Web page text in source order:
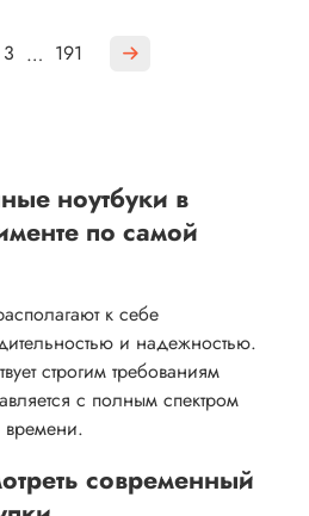
3 … 191
ноутбуки в
по самой
к себе
и надежностью.
строгим требованиям
с полным спектром
времени.
современный